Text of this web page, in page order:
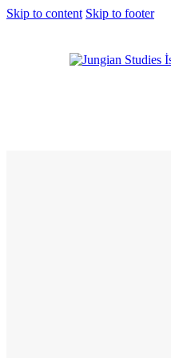
Skip to content Skip to footer